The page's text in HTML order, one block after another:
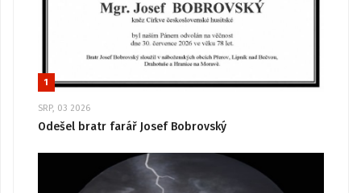
1
SRP, 03 2026
Odešel bratr farář Josef Bobrovský